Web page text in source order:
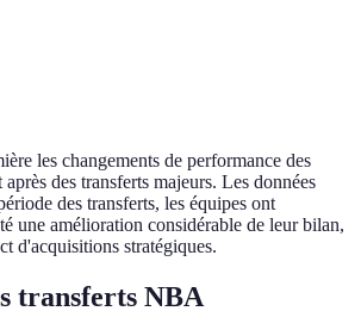
les changements de performance des
des transferts majeurs. Les données
des transferts, les équipes ont
une amélioration considérable de leur bilan,
d'acquisitions stratégiques.
transferts NBA